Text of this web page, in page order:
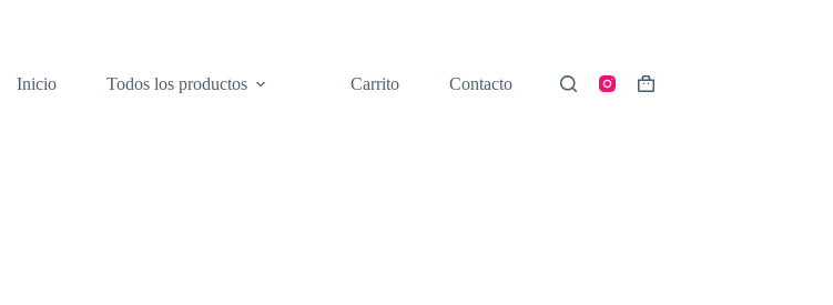
Inicio
Todos los productos Carrito Contacto
Shopping